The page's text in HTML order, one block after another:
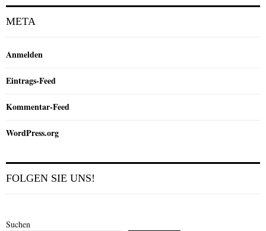
META
Anmelden
Eintrags-Feed
Kommentar-Feed
WordPress.org
FOLGEN SIE UNS!
Suchen